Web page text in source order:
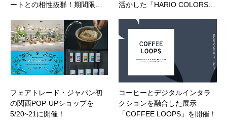
ートとの相性抜群！期間限…
活かした「HARIO COLORS…
フェアトレード・ジャパン初
の関西POP-UPショップを
5/20~21に開催！
コーヒーとデジタルインタラ
クションを融合した展示
「COFFEE LOOPS」を開催！